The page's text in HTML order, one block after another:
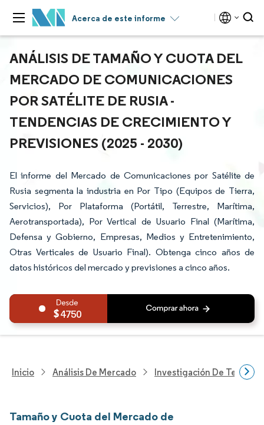
Acerca de este informe
ANÁLISIS DE TAMAÑO Y CUOTA DEL
MERCADO DE COMUNICACIONES
POR SATÉLITE DE RUSIA -
TENDENCIAS DE CRECIMIENTO Y
PREVISIONES (2025 - 2030)
El informe del Mercado de Comunicaciones por Satélite de
Rusia segmenta la industria en Por Tipo (Equipos de Tierra,
Servicios), Por Plataforma (Portátil, Terrestre, Marítima,
Aerotransportada), Por Vertical de Usuario Final (Marítima,
Defensa y Gobierno, Empresas, Medios y Entretenimiento,
Otras Verticales de Usuario Final). Obtenga cinco años de
datos históricos del mercado y previsiones a cinco años.
4750
Inicio Análisis De Mercado Investigación De
Tamaño y Cuota del Mercado de